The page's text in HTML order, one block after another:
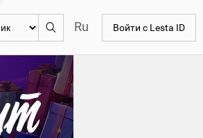
Ru Войти с Lesta ID